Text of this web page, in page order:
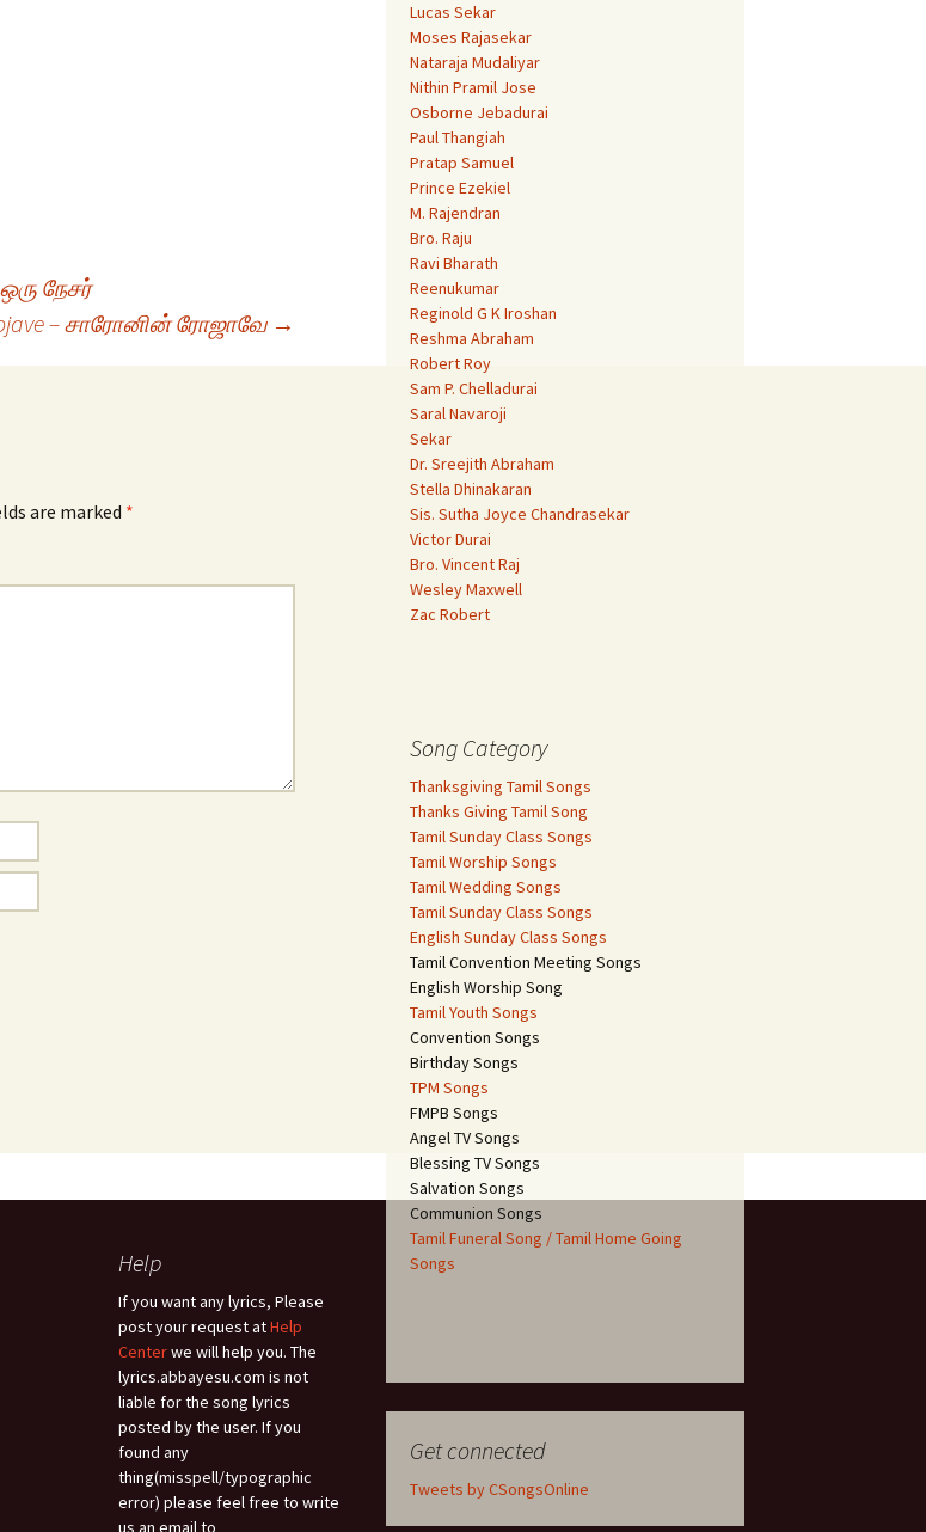
நேசர்
– சாரோனின் ரோஜாவே →
are marked *
Lucas Sekar
Moses Rajasekar
Nataraja Mudaliyar
Nithin Pramil Jose
Osborne Jebadurai
Paul Thangiah
Pratap Samuel
Prince Ezekiel
M. Rajendran
Bro. Raju
Ravi Bharath
Reenukumar
Reginold G K Iroshan
Reshma Abraham
Robert Roy
Sam P. Chelladurai
Saral Navaroji
Sekar
Dr. Sreejith Abraham
Stella Dhinakaran
Sis. Sutha Joyce Chandrasekar
Victor Durai
Bro. Vincent Raj
Wesley Maxwell
Zac Robert
Song Category
Thanksgiving Tamil Songs
Thanks Giving Tamil Song
Tamil Sunday Class Songs
Tamil Worship Songs
Tamil Wedding Songs
Tamil Sunday Class Songs
English Sunday Class Songs
Tamil Convention Meeting Songs
English Worship Song
Tamil Youth Songs
Convention Songs
Birthday Songs
TPM Songs
FMPB Songs
Angel TV Songs
Blessing TV Songs
Salvation Songs
Communion Songs
Tamil Funeral Song / Tamil Home Going
Songs
Get connected
Tweets by CSongsOnline
Help
If you want any lyrics, Please
post your request atHelp
Centerwe will help you. The
lyrics.abbayesu.com is not
liable for the song lyrics
posted by the user. If you
found any
thing(misspell/typographic
error) please feel free to write
us an email to